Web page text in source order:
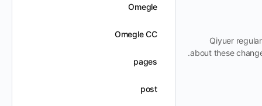
Qiyuer
about these
Omegle
Omegle CC
pages
post